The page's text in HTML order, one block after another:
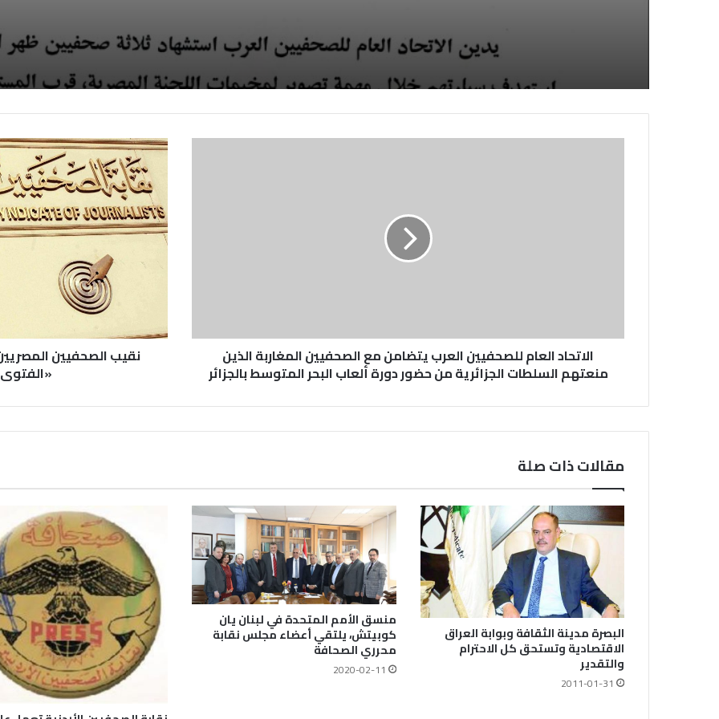
الصحفيين السودانيين المعتقلين
لديها فوراً
الاتحاد العام للصحفيين العرب يتضامن مع الصحفيين المغاربة الذين
منعتهم السلطات الجزائرية من حضور دورة ألعاب البحر المتوسط بالجزائر
نقيب الصحفيين
«الفتوى
مقالات ذات صلة
البصرة مدينة الثقافة وبوابة العراق
الاقتصادية وتستحق كل الاحترام
والتقدير
2011-01-31
منسق الأمم المتحدة في لبنان يان
كوبيتش، يلتقي أعضاء مجلس نقابة
محرري الصحافة
2020-02-11